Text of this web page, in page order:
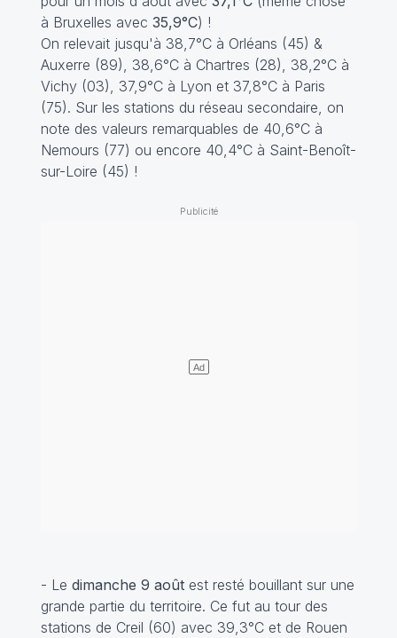
à Bruxelles avec 35,9°C) !
On relevait jusqu'à 38,7°C à Orléans (45) &
Auxerre (89), 38,6°C à Chartres (28), 38,2°C à
Vichy (03), 37,9°C à Lyon et 37,8°C à Paris
(75). Sur les stations du réseau secondaire, on
note des valeurs remarquables de 40,6°C à
Nemours (77) ou encore 40,4°C à Saint-Benoît-
sur-Loire (45) !
- Le dimanche 9 aoûtest resté bouillant sur une
grande partie du territoire. Ce fut au tour des
stations de Creil (60) avec 39,3°C et de Rouen